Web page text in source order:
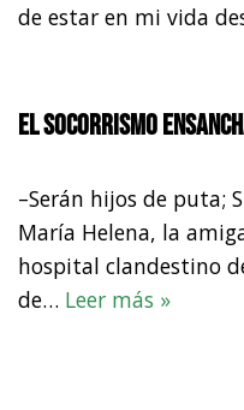
de estar en mi vida
El socorrismo
–Serán hijos de puta;
María Helena, la
hospital clandestino
de… Leer más »